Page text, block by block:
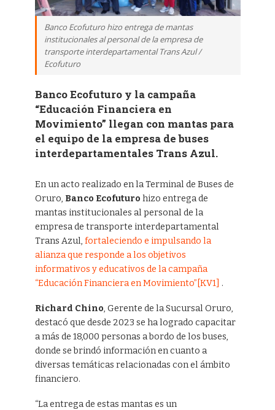
Banco Ecofuturo hizo entrega de mantas
institucionales al personal de la empresa de
transporte interdepartamental Trans Azul /
Ecofuturo
Banco Ecofuturo y la campaña
“Educación Financiera en
Movimiento” llegan con mantas para
el equipo de la empresa de buses
interdepartamentales Trans Azul.
En un acto realizado en la Terminal de Buses de
Oruro, Banco Ecofuturo hizo entrega de
mantas institucionales al personal de la
empresa de transporte interdepartamental
Trans Azul, fortaleciendo e impulsando la
alianza que responde a los objetivos
informativos y educativos de la campaña
“Educación Financiera en Movimiento” [KV1] .
Richard Chino, Gerente de la Sucursal Oruro,
destacó que desde 2023 se ha logrado capacitar
a más de 18,000 personas a bordo de los buses,
donde se brindó información en cuanto a
diversas temáticas relacionadas con el ámbito
financiero.
“La entrega de estas mantas es un